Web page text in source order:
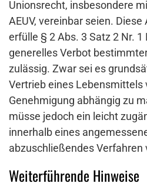
Unionsrecht, insbesondere
AEUV, vereinbar seien.
erfülle § 2 Abs. 3 Satz 2 Nr. 1
generelles Verbot
zulässig. Zwar sei es
Vertrieb eines Lebensmittels
Genehmigung abhängig zu
müsse jedoch ein leicht
innerhalb eines
abzuschließendes Verfahren
Weiterführende Hinweise